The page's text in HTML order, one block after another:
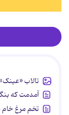
تالاب
آمدمت که
تخم مرغ خام